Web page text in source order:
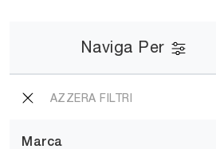
Naviga Per
AZZERA FILTRI
Marca